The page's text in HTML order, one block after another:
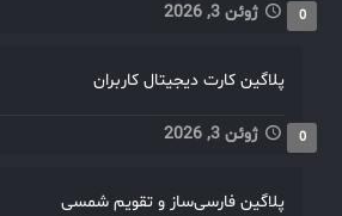
ژوئن 3, 2026 0
پلاگین کارت دیجیتال کاربران
ژوئن 3, 2026 0
پلاگین فارسی‌ساز و تقویم شمسی